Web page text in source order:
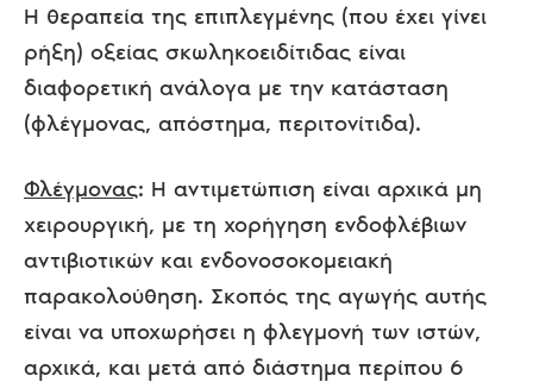
Η θεραπεία της επιπλεγμένης (που έχει γίνει
ρήξη) οξείας σκωληκοειδίτιδας είναι
διαφορετική ανάλογα με την κατάσταση
(φλέγμονας, απόστημα, περιτονίτιδα).
Φλέγμονας: Η αντιμετώπιση είναι αρχικά μη
χειρουργική, με τη χορήγηση ενδοφλέβιων
αντιβιοτικών και ενδονοσοκομειακή
παρακολούθηση. Σκοπός της αγωγής αυτής
είναι να υποχωρήσει η φλεγμονή των ιστών,
αρχικά, και μετά από διάστημα περίπου 6